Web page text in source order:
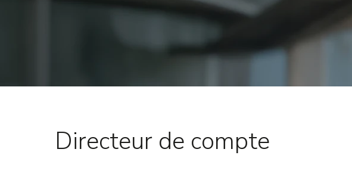
Directeur de compte